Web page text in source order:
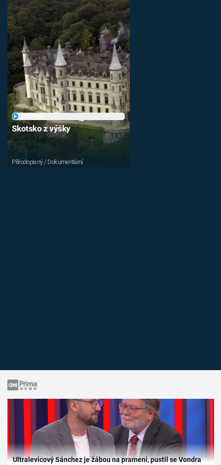
Skotsko z výšky
Přírodopisný / Dokumentární
Ultralevicový Sánchez je žábou na prameni, pustil se Vondra